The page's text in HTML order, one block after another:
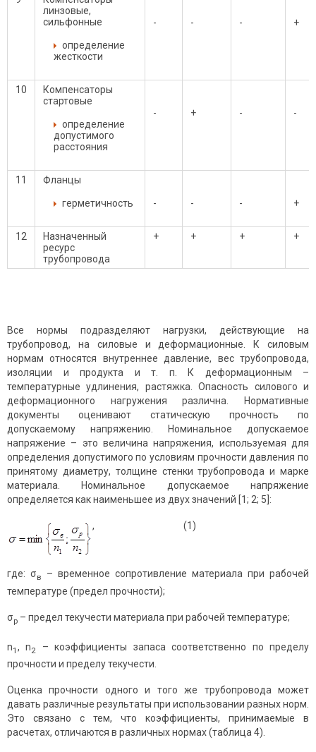
линзовые,
сильфонные
определение
жесткости
- - - +
10
Компенсаторы
стартовые
определение
допустимого
расстояния
- + - -
11 Фланцы
герметичность - - - +
12
Назначенный
ресурс
трубопровода
+ + + +
Все нормы подразделяют нагрузки, действующие на
трубопровод, на силовые и деформационные. К силовым
нормам относятся внутреннее давление, вес трубопровода,
изоляции и продукта и т. п. К деформационным –
температурные удлинения, растяжка. Опасность силового и
деформационного нагружения различна. Нормативные
документы оценивают статическую прочность по
допускаемому напряжению. Номинальное допускаемое
напряжение – это величина напряжения, используемая для
определения допустимого по условиям прочности давления по
принятому диаметру, толщине стенки трубопровода и марке
материала. Номинальное допускаемое напряжение
определяется как наименьшее из двух значений [1; 2; 5]:
, (1)
где: σв – временное сопротивление материала при рабочей
температуре (предел прочности);
σp – предел текучести материала при рабочей температуре;
n1 , n2 – коэффициенты запаса соответственно по пределу
прочности и пределу текучести.
Оценка прочности одного и того же трубопровода может
давать различные результаты при использовании разных норм.
Это связано с тем, что коэффициенты, принимаемые в
расчетах, отличаются в различных нормах (таблица 4).